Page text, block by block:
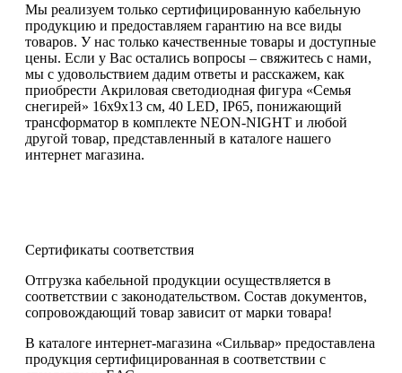
Мы реализуем только сертифицированную кабельную
продукцию и предоставляем гарантию на все виды
товаров. У нас только качественные товары и доступные
цены. Если у Вас остались вопросы – свяжитесь с нами,
мы с удовольствием дадим ответы и расскажем, как
приобрести Акриловая светодиодная фигура «Семья
снегирей» 16х9х13 см, 40 LED, IP65, понижающий
трансформатор в комплекте NEON-NIGHT и любой
другой товар, представленный в каталоге нашего
интернет магазина.
Сертификаты соответствия
Отгрузка кабельной продукции осуществляется в
соответствии с законодательством. Состав документов,
сопровождающий товар зависит от марки товара!
В каталоге интернет-магазина «Сильвар» предоставлена
продукция сертифицированная в соответствии с